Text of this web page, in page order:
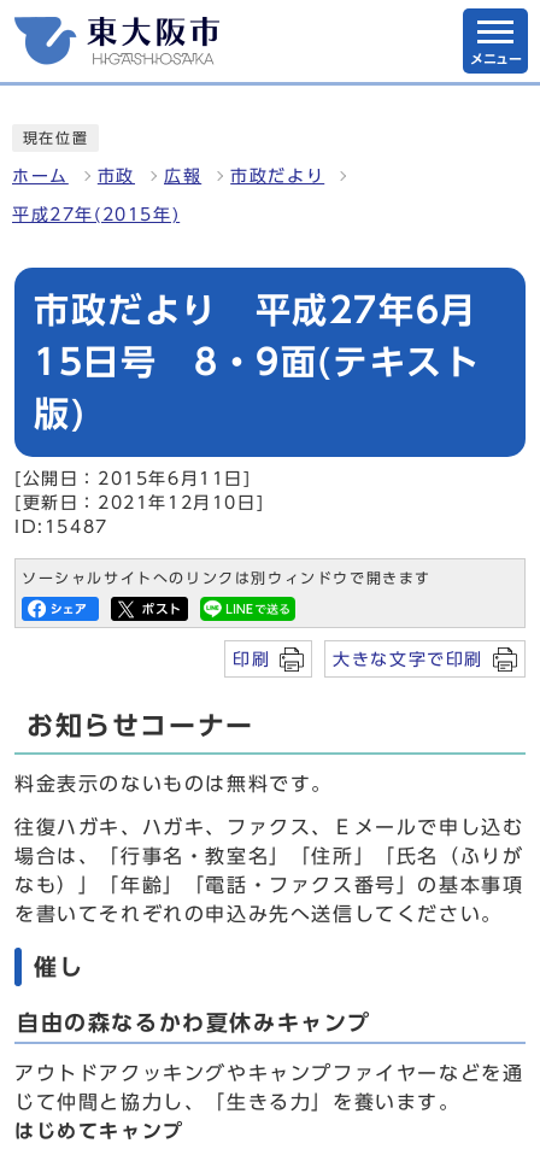
メニュー
現在位置
ホーム 市政 広報 市政だより
平成27年(2015年)
市政だより 平成27年6月
15日号 8・9面(テキスト
版)
[公開日：2015年6月11日]
[更新日：2021年12月10日]
ID:15487
ソーシャルサイトへのリンクは別ウィンドウで開きます
印刷 大きな文字で印刷
お知らせコーナー
料金表示のないものは無料です。
往復ハガキ、ハガキ、ファクス、Ｅメールで申し込む
場合は、「行事名・教室名」「住所」「氏名（ふりが
なも）」「年齢」「電話・ファクス番号」の基本事項
を書いてそれぞれの申込み先へ送信してください。
催し
自由の森なるかわ夏休みキャンプ
アウトドアクッキングやキャンプファイヤーなどを通
じて仲間と協力し、「生きる力」を養います。
はじめてキャンプ